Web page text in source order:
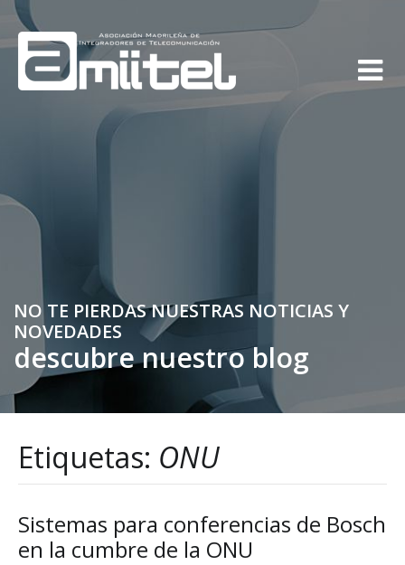
NO TE PIERDAS NUESTRAS NOTICIAS Y
NOVEDADES
descubre nuestro blog
Etiquetas: ONU
Sistemas para conferencias de Bosch
en la cumbre de la ONU